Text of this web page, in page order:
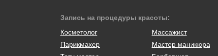
Запись на процедуры красоты:
Косметолог
Массажист
Парикмахер
Мастер маникюра